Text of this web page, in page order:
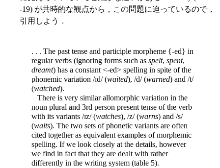
-19) が共時的な観点から，この問題に迫っているので，
引用しよう．
. . . The past tense and participle morpheme {-ed} in
regular verbs (ignoring forms such as spelt, spent,
dreamt) has a constant <-ed> spelling in spite of the
phonemic variation /ɪd/ (waited), /d/ (warned) and /t/
(watched).
There is very similar allomorphic variation in the
noun plural and 3rd person present tense of the verb
with its variants /ɪz/ (watches), /z/ (warns) and /s/
(waits). The two sets of phonetic variants are often
cited together as equivalent examples of morphemic
spelling. If we look closely at the details, however
we find in fact that they are dealt with rather
differently in the writing system (table 5).